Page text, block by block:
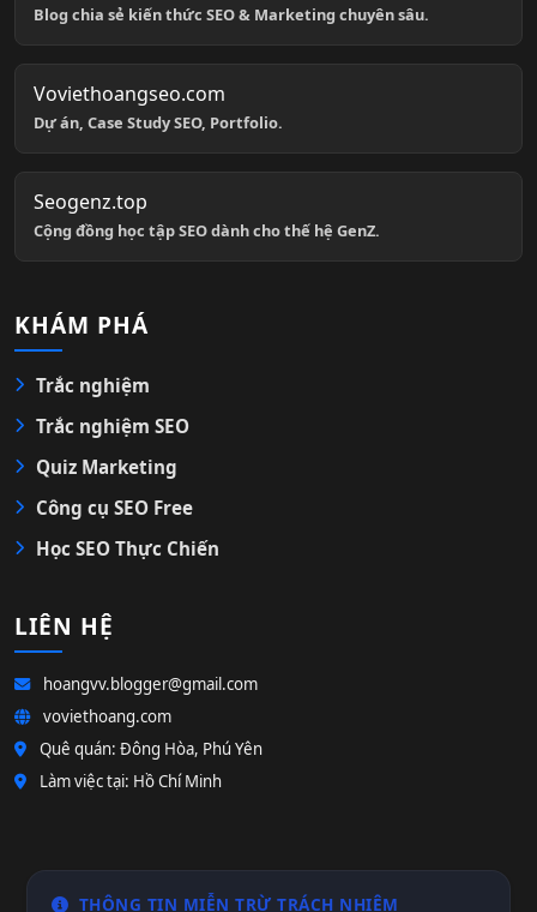
Blog chia sẻ kiến thức SEO & Marketing chuyên sâu.
Voviethoangseo.com
Dự án, Case Study SEO, Portfolio.
Seogenz.top
Cộng đồng học tập SEO dành cho thế hệ GenZ.
KHÁM PHÁ
Trắc nghiệm
Trắc nghiệm SEO
Quiz Marketing
Công cụ SEO Free
Học SEO Thực Chiến
LIÊN HỆ
hoangvv.blogger@gmail.com
voviethoang.com
Quê quán: Đông Hòa, Phú Yên
Làm việc tại: Hồ Chí Minh
THÔNG TIN MIỄN TRỪ TRÁCH NHIỆM